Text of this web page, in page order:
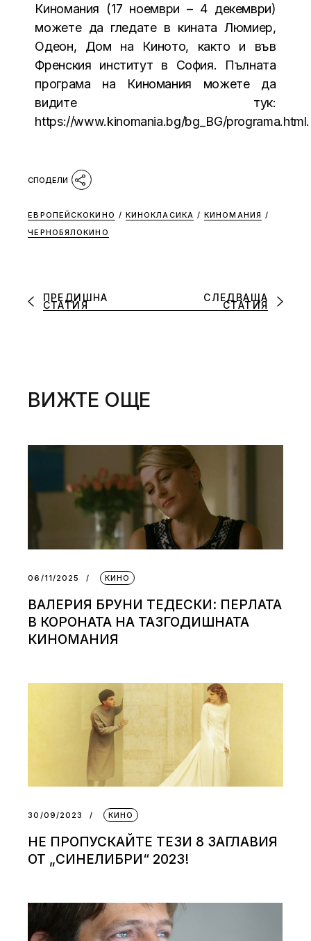
Киномания (17 ноември – 4 декември)
можете да гледате в кината Люмиер,
Одеон, Дом на Киното, както и във
Френския институт в София. Пълната
програма на Киномания можете да
видите тук:
https://www.kinomania.bg/bg_BG/programa.html.
ЕВРОПЕЙСКОКИНО / КИНОКЛАСИКА / КИНОМАНИЯ /
ЧЕРНОБЯЛОКИНО
ПРЕДИШНА
СТАТИЯ
СЛЕДВАЩА
СТАТИЯ
ВИЖТЕ ОЩЕ
06/11/2025 КИНО
ВАЛЕРИЯ БРУНИ ТЕДЕСКИ: ПЕРЛАТА
В КОРОНАТА НА ТАЗГОДИШНАТА
КИНОМАНИЯ
30/09/2023 КИНО
НЕ ПРОПУСКАЙТЕ ТЕЗИ 8 ЗАГЛАВИЯ
ОТ „СИНЕЛИБРИ“ 2023!